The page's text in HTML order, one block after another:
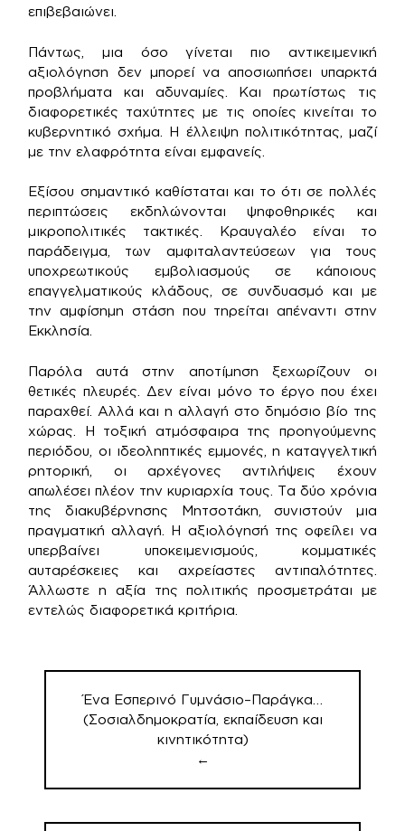
επιβεβαιώνει.
Πάντως, μια όσο γίνεται πιο αντικειμενική
αξιολόγηση δεν μπορεί να αποσιωπήσει υπαρκτά
προβλήματα και αδυναμίες. Και πρωτίστως τις
διαφορετικές ταχύτητες με τις οποίες κινείται το
κυβερνητικό σχήμα. Η έλλειψη πολιτικότητας, μαζί
με την ελαφρότητα είναι εμφανείς.
Εξίσου σημαντικό καθίσταται και το ότι σε πολλές
περιπτώσεις εκδηλώνονται ψηφοθηρικές και
μικροπολιτικές τακτικές. Κραυγαλέο είναι το
παράδειγμα, των αμφιταλαντεύσεων για τους
υποχρεωτικούς εμβολιασμούς σε κάποιους
επαγγελματικούς κλάδους, σε συνδυασμό και με
την αμφίσημη στάση που τηρείται απέναντι στην
Εκκλησία.
Παρόλα αυτά στην αποτίμηση ξεχωρίζουν οι
θετικές πλευρές. Δεν είναι μόνο το έργο που έχει
παραχθεί. Αλλά και η αλλαγή στο δημόσιο βίο της
χώρας. Η τοξική ατμόσφαιρα της προηγούμενης
περιόδου, οι ιδεοληπτικές εμμονές, η καταγγελτική
ρητορική, οι αρχέγονες αντιλήψεις έχουν
απωλέσει πλέον την κυριαρχία τους. Τα δύο χρόνια
της διακυβέρνησης Μητσοτάκη, συνιστούν μια
πραγματική αλλαγή. Η αξιολόγησή της οφείλει να
υπερβαίνει υποκειμενισμούς, κομματικές
αυταρέσκειες και αχρείαστες αντιπαλότητες.
Άλλωστε η αξία της πολιτικής προσμετράται με
εντελώς διαφορετικά κριτήρια.
Πλοήγηση
άρθρωνΈνα Εσπερινό Γυμνάσιο–Παράγκα…
(Σοσιαλδημοκρατία, εκπαίδευση και
κινητικότητα)
←